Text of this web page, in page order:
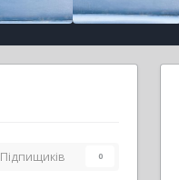
Підпищиків 0